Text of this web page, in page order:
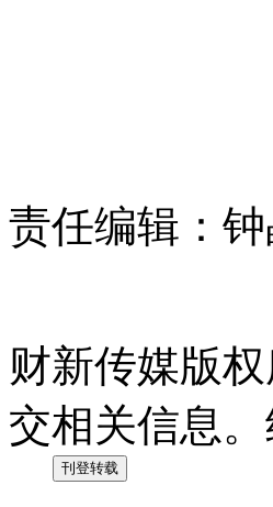
责任编辑：
财新传媒版
交相关信息